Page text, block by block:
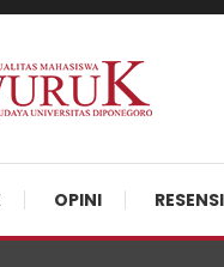
OPINI RESENSI